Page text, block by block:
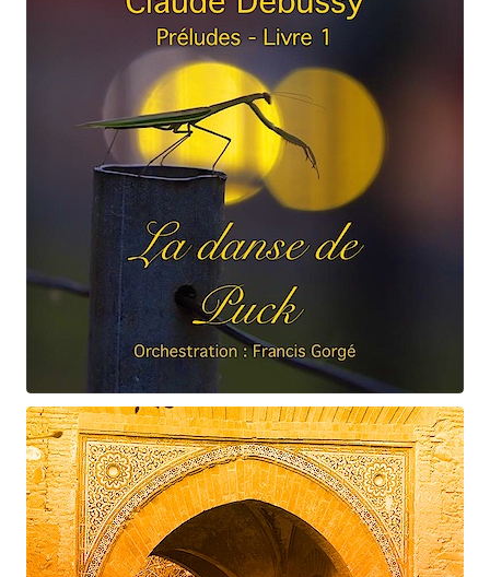
Claude Debussy
La danse de Puck